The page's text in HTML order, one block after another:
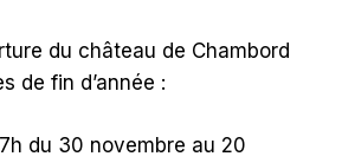
du château de Chambord
de fin d’année :
du 30 novembre au 20